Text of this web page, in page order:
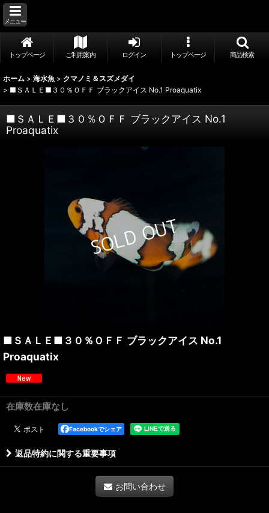
メニュー
トップページ ご利用案内 ログイン トップページ 商品検索
ホーム > 海水魚 > クマノミ＆スズメダイ
> ■ＳＡＬＥ■３０％ＯＦＦ ブラックアイス No.1 Proaquatix
■ＳＡＬＥ■３０％ＯＦＦ ブラックアイス No.1
Proaquatix
■ＳＡＬＥ■３０％ＯＦＦ ブラックアイス No.1
Proaquatix
在庫数在庫なし
Facebookでシェア
返品特約に関する重要事項
お問い合わせ